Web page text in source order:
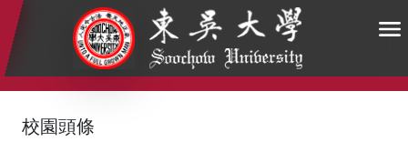
:::
校園頭條